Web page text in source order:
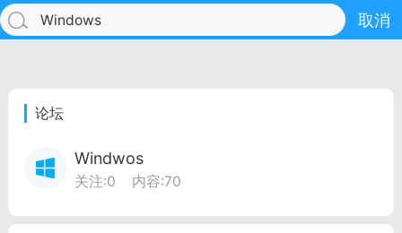
取消
论坛
Windwos
关注:0 内容:70